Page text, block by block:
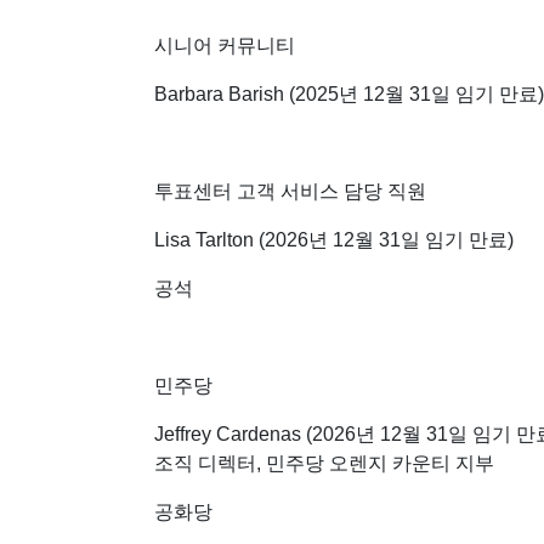
시니어 커뮤니티
Barbara Barish (2025년 12월 31일 임기 만료)
투표센터 고객 서비스 담당 직원
Lisa Tarlton (2026년 12월 31일 임기 만료)
공석
민주당
Jeffrey Cardenas (2026년 12월 31일 임기 만
조직 디렉터, 민주당 오렌지 카운티 지부
공화당